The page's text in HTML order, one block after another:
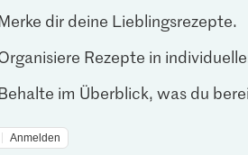
dir deine Lieblingsrezepte.
Rezepte in
im Überblick, was du
Anmelden